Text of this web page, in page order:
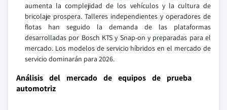
aumenta la complejidad de los vehículos y la cultura de
bricolaje prospera. Talleres independientes y operadores de
flotas han seguido la demanda de las plataformas
desarrolladas por Bosch KTS y Snap-on y preparadas para el
mercado. Los modelos de servicio híbridos en el mercado de
servicio dominarán para 2026.
Análisis del mercado de equipos de prueba
automotriz